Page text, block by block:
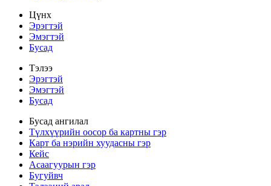
Цүнх
Эрэгтэй
Эмэгтэй
Бусад
Тэлээ
Эрэгтэй
Эмэгтэй
Бусад
Бусад ангилал
Түлхүүрийн оосор ба картны гэр
Карт ба нэрийн хуудасны гэр
Кейс
Асаагуурын гэр
Бугуйвч